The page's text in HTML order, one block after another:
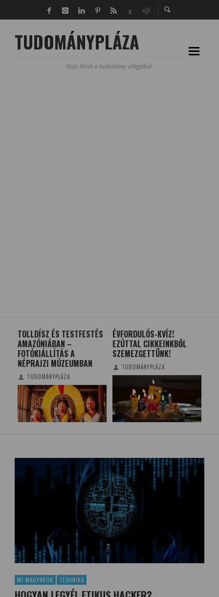
TUDOMÁNYPLÁZA
Napi hírek a tudomány világából.
TOLLDÍSZ ÉS TESTFESTÉS
AMAZÓNIÁBAN –
FOTÓKIÁLLÍTÁS A
NÉPRAJZI MÚZEUMBAN
TUDOMÁNYPLÁZA
ÉVFORDULÓS-KVÍZ!
EZÚTTAL CIKKEINKBŐL
SZEMEZGETTÜNK!
TUDOMÁNYPLÁZA
MI MAGYAROK TECHNIKA